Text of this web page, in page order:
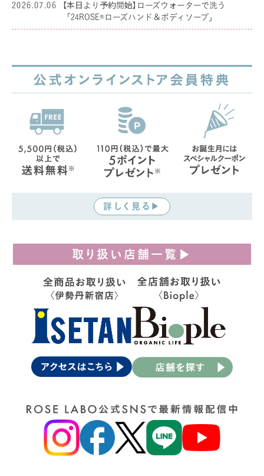
2026.07.06
【本日より予約開始】ローズウォーターで洗う
「24ROSE®ローズハンド＆ボディソープ」
詳しく見る▶
取り扱い店舗一覧▶